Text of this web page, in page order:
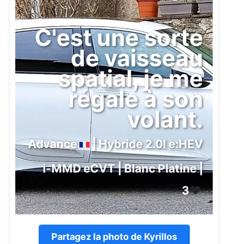
C'est une sorte
de vaisseau
spatial, je me
régale à son
volant.
Advance
| Hybride 2.0l e:HEV
i-MMD eCVT | Blanc Platine |
3❤️
Partagez la photo de Kyrillos